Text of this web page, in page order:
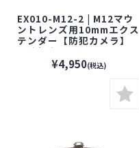
EX010-M12-2 | M12マウ
ントレンズ用10mmエクス
テンダー【防犯カメラ】
【監視カメラ】【セキュ
リティーカメラ】【ネット
ワークカメラ】
【WATEC】【ワテック】
¥4,950(税込)